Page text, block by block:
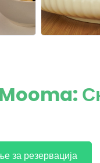
за резервација